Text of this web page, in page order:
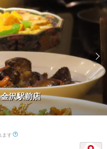
沢駅前店
ます